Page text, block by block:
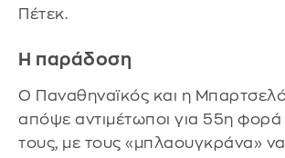
Πέτεκ.
Η παράδοση
Ο Παναθηναϊκός και η
απόψε αντιμέτωποι για 55η φορά
τους, με τους «μπλαουγκράνα»